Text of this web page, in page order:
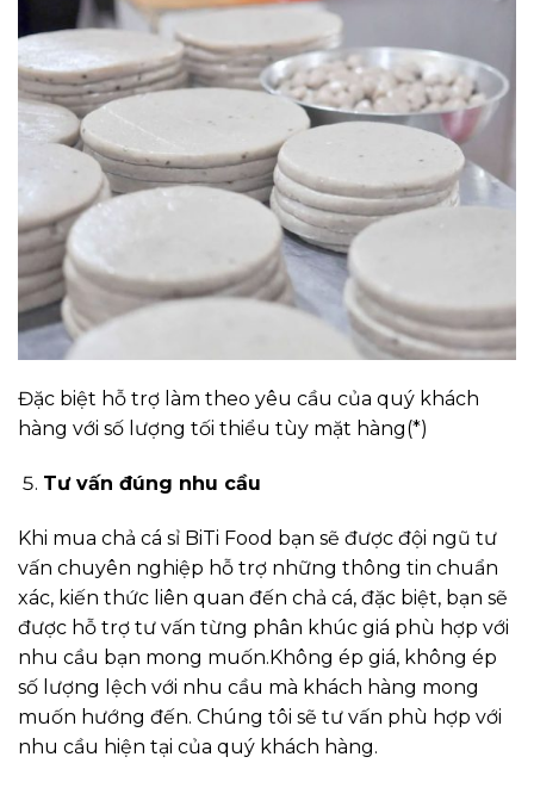
Đặc biệt hỗ trợ làm theo yêu cầu của quý khách
hàng với số lượng tối thiểu tùy mặt hàng(*)
Tư vấn đúng nhu cầu
Khi mua chả cá sỉ BiTi Food bạn sẽ được đội ngũ tư
vấn chuyên nghiệp hỗ trợ những thông tin chuẩn
xác, kiến thức liên quan đến chả cá, đặc biệt, bạn sẽ
được hỗ trợ tư vấn từng phân khúc giá phù hợp với
nhu cầu bạn mong muốn.Không ép giá, không ép
số lượng lệch với nhu cầu mà khách hàng mong
muốn hướng đến. Chúng tôi sẽ tư vấn phù hợp với
nhu cầu hiện tại của quý khách hàng.